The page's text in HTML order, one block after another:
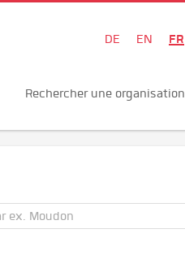
DE EN FR
Rechercher une organisation